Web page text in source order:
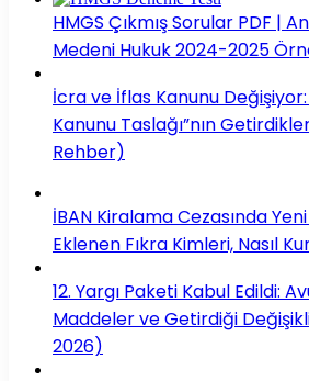
HMGS Çıkmış Sorular PDF |
Medeni Hukuk 2024-2025
İcra ve İflas Kanunu
Kanunu Taslağı”nın
Rehber)
İBAN Kiralama Cezasında
Eklenen Fıkra Kimleri, Nasıl
12. Yargı Paketi Kabul Edildi:
Maddeler ve Getirdiği
2026)